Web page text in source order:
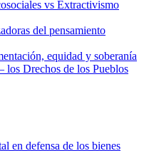
vs Extractivismo
del pensamiento
equidad y soberanía
los Drechos de los Pueblos
en defensa de los bienes